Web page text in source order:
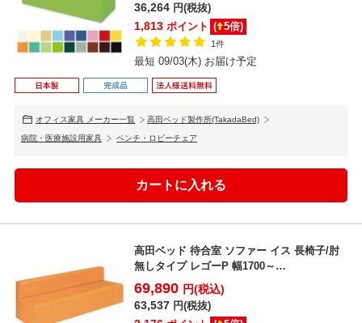
36,264 円(税抜)
1,813 ポイント ( 5倍)
1件
最短 09/03(木) お届け予定
オフィス家具 メーカー一覧 高田ベッド製作所(TakadaBed)
病院・医療施設用家具 ベンチ・ロビーチェア
高田ベッド 待合室 ソファー イス 長椅子/肘
無しタイプ レゴーP 幅1700～
1900mm/TB-...
69,890 円(税込)
63,537 円(税抜)